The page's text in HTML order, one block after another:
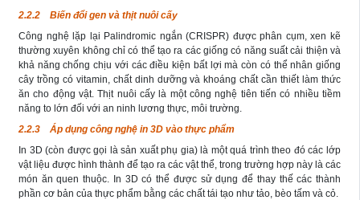
2.2.2 Biến đổi gen và thịt nuôi cấy
Công nghệ lặp lại Palindromic ngắn (CRISPR) được phân cụm, xen kẽ
thường xuyên không chỉ có thể tạo ra các giống có năng suất cải thiện và
khả năng chống chịu với các điều kiện bất lợi mà còn có thể nhân giống
cây trồng có vitamin, chất dinh dưỡng và khoáng chất cần thiết làm thức
ăn cho động vật. Thịt nuôi cấy là một công nghệ tiên tiến có nhiều tiềm
năng to lớn đối với an ninh lương thực, môi trường.
2.2.3 Áp dụng công nghệ in 3D vào thực phẩm
In 3D (còn được gọi là sản xuất phụ gia) là một quá trình theo đó các lớp
vật liệu được hình thành để tạo ra các vật thể, trong trường hợp này là các
món ăn quen thuộc. In 3D có thể được sử dụng để thay thế các thành
phần cơ bản của thực phẩm bằng các chất tái tạo như tảo, bèo tấm và cỏ.